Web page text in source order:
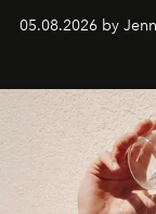
codes de la
une approche
05.08.2026 by